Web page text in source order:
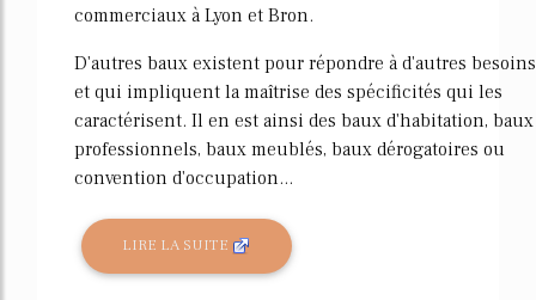
commerciaux à Lyon et Bron.
D'autres baux existent pour répondre à d'autres besoins
et qui impliquent la maîtrise des spécificités qui les
caractérisent. Il en est ainsi des baux d'habitation, baux
professionnels, baux meublés, baux dérogatoires ou
convention d'occupation...
LIRE LA SUITE